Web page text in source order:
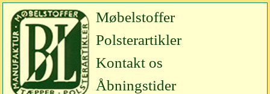
Møbelstoffer
Polsterartikler
Kontakt os
Åbningstider